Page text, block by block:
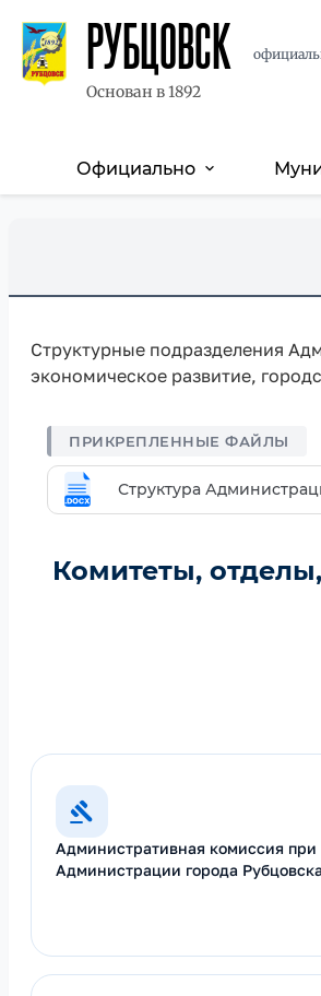
РУБЦОВСК
Основан в 1892
Основная
Официально expand_more
Структурные подразделения
экономическое развитие,
Структура
Комитеты,
Административная комиссия при
Администрации города Рубцовска